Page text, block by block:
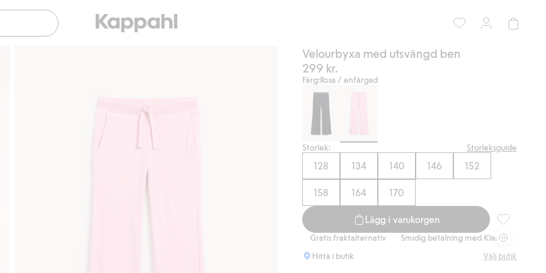
Velourbyxa med utsvängd ben
299 kr.
Färg:Rosa / enfärgad
Storlek: Storleksguide
128 134 140 146 152
158 164 170
Lägg i varukorgen
Gratis fraktalternativ Smidig betalning med Klarna.
Gratis
Hitta i butik
Välj butik